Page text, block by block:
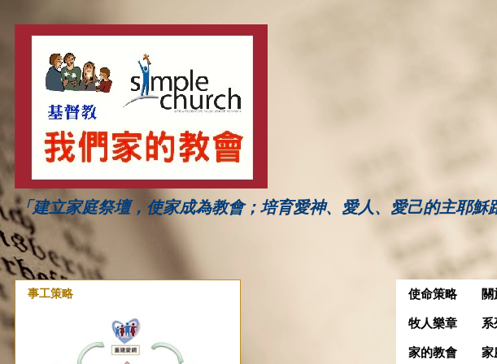
「建立家庭祭壇，使家成為教會；培育愛神、愛人、愛己的主耶穌
使命策略 關
牧人樂章 系
家的教會 家
事工策略